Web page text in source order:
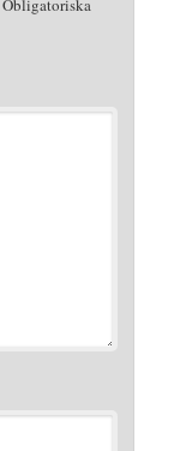
Obligatoriska